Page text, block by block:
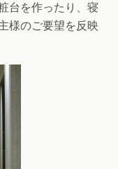
台を作ったり、寝
様のご要望を反映